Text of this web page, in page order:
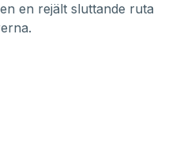
en rejält sluttande ruta